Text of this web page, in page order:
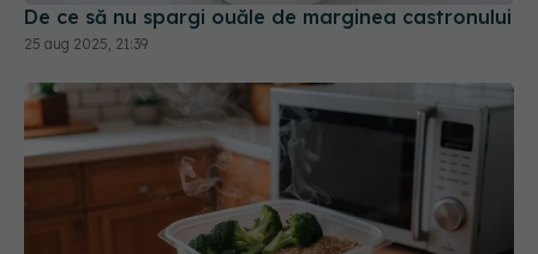
De ce să nu spargi ouăle de marginea castronului
25 aug 2025, 21:39